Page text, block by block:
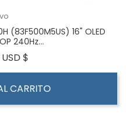
(83F500M5US) 16" OLED
240Hz...
$
CARRITO